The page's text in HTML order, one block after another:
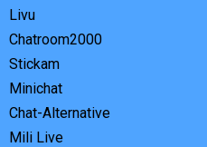
Livu
Chatroom2000
Stickam
Minichat
Chat-Alternative
Mili Live